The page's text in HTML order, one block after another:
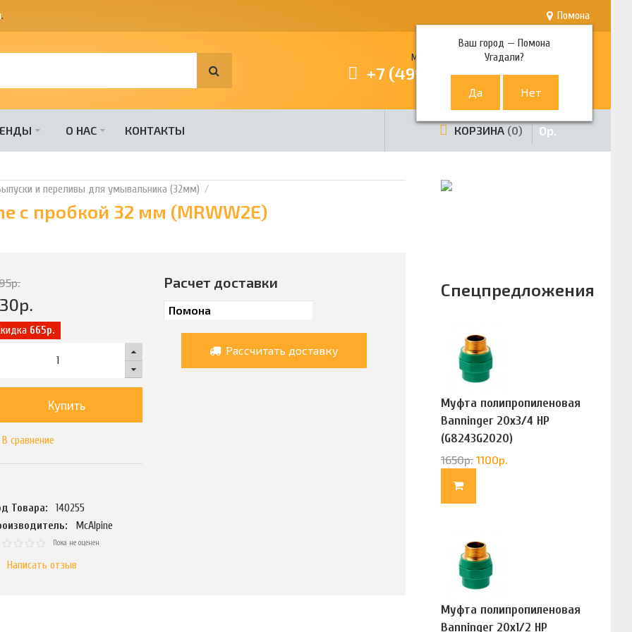
. Помона
Ваш город —Помона
Угадали?
Многоканальный телефон
+7 (499) 380-80-80
О НАС КОНТАКТЫ КОРЗИНА 0 0р.
и переливы для умывальника (32мм)
с пробкой 32 мм (MRWW2E)
р.
р.
665р.
Купить
В сравнение
Товара:
140255
McAlpine
Пока не оценен
Написать отзыв
Расчет доставки
Рассчитать доставку
Спецпредложения
Муфта полипропиленовая
Banninger 20х3/4 НР
(G8243G2020)
1650р. 1100р.
Муфта полипропиленовая
Banninger 20х1/2 НР